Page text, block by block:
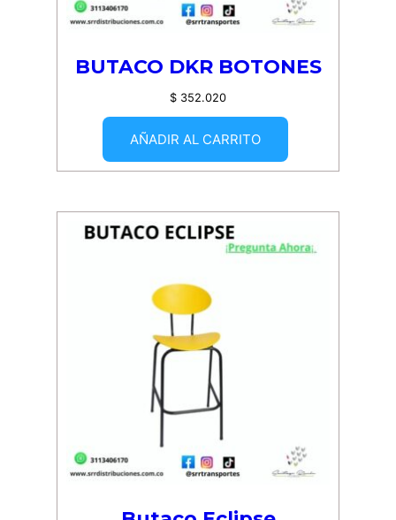
BUTACO DKR BOTONES
$ 352.020
AÑADIR AL CARRITO